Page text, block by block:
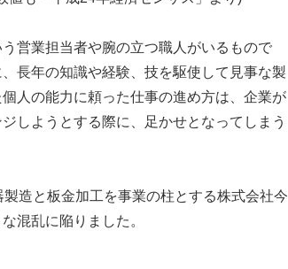
営業担当者や腕の立つ職人がいるもので
長年の知識や経験、技を駆使して見事な製
人の能力に頼った仕事の進め方は、企業が
しようとする際に、足かせとなってしまう
造と板金加工を事業の柱とする株式会社今
混乱に陥りました。